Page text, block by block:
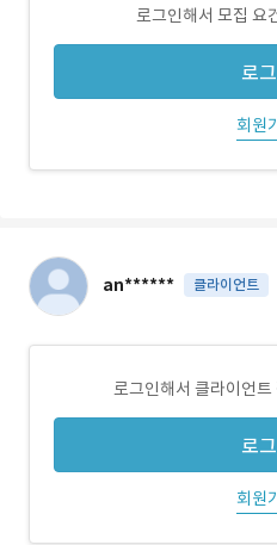
로그인해서 모집 요
로
회원
an****** 클라이언트
로그인해서 클라이언
로
회원